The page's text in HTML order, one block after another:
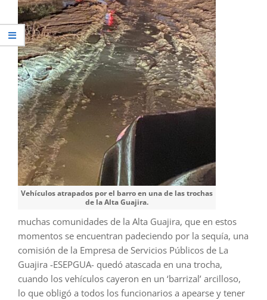
Vehículos atrapados por el barro en una de las trochas
de la Alta Guajira.
muchas comunidades de la Alta Guajira, que en estos
momentos se encuentran padeciendo por la sequía, una
comisión de la Empresa de Servicios Públicos de La
Guajira -ESEPGUA- quedó atascada en una trocha,
cuando los vehículos cayeron en un ‘barrizal’ arcilloso,
lo que obligó a todos los funcionarios a apearse y tener